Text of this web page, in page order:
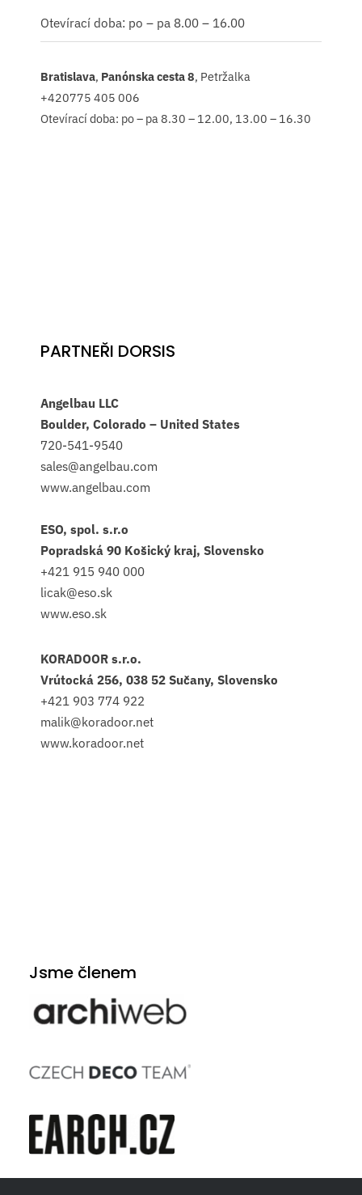
Otevírací doba: po – pa 8.00 – 16.00
Bratislava, Panónska cesta 8, Petržalka
+420775 405 006
Otevírací doba: po – pa 8.30 – 12.00, 13.00 – 16.30
PARTNEŘI DORSIS
Angelbau LLC
Boulder, Colorado – United States
720-541-9540
sales@angelbau.com
www.angelbau.com
ESO, spol. s.r.o
Popradská 90 Košický kraj, Slovensko
+421 915 940 000
licak@eso.sk
www.eso.sk
KORADOOR s.r.o.
Vrútocká 256, 038 52 Sučany, Slovensko
+421 903 774 922
malik@koradoor.net
www.koradoor.net
Jsme členem